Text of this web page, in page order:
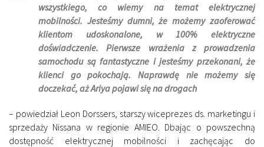
wszystkiego, co wiemy na temat elektrycznej
mobilności. Jesteśmy dumni, że możemy zaoferować
klientom udoskonalone, w 100% elektryczne
doświadczenie. Pierwsze wrażenia z prowadzenia
samochodu są fantastyczne i jesteśmy przekonani, że
klienci go pokochają. Naprawdę nie możemy się
doczekać, aż Ariya pojawi się na drogach
– powiedział Leon Dorssers, starszy wiceprezes ds. marketingu i
sprzedaży Nissana w regionie AMIEO. Dbając o powszechną
dostępność elektrycznej mobilności i zachęcając do